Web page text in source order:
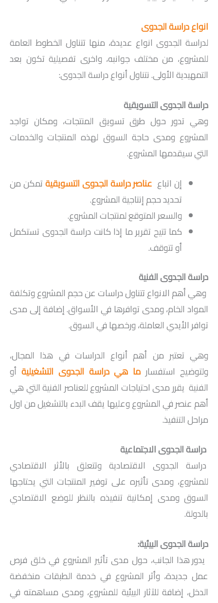
انواع دراسة الجدوى
لدراسة الجدوى انواع عديدة، منها تتناول الخطوط العامة
للمشروع، من مختلف جوانبه، واخرى تفصيلية تكون بعد
التمهيدية الأولى. نتناول أنواع دراسة الجدوى:
دراسة الجدوى التسويقية
وهي تدور حول طرق تسويق المنتجات، ومكان تواجد
المشروع ومدى حاجة السوق لهذه المنتجات والخدمات
التي سيقدمها المشروع.
إن اتباععناصر دراسة الجدوى التسويقيةتمكن من
تحديد حجم إنتاجية المشروع.
والسعر المتوقع لمنتجات المشروع.
كما تتيح تقرير ما إذا كانت دراسة الجدوى تستكمل
أو تتوقف.
دراسة الجدوى الفنية
وهي أهم الانواع تتناول دراسات عن حجم المشروع وتكلفة
المواد الخام، ومدى توافرها في الأسواق. إضافة إلى مدى
توافر الأيدي العاملة، ورخصها في السوق.
وهي تعتبر من أهم أنواع الدراسات في هذا المجال،
ولتوضيح استفسار ما هي دراسة الجدوى التشغيلية أو
الفنية يقرر مدى احتياجات المشروع للعناصر الفنية التي هي
أهم عنصر في المشروع وعليها يقف البدء بالتشغيل من اول
مراحل التنفيذ.
دراسة الجدوى الاجتماعية
دراسة الجدوى الاقتصادية وتتعلق بالأثر الاقتصادي
للمشروع، ومدى تأثيره على توفير المنتجات التي يحتاجها
السوق ومدى إمكانية تنفيذه بالنظر للوضع الاقتصادي
بالدولة.
دراسة الجدوى البيئية:
يدور هذا الجانب، حول مدى تأثير المشروع في خلق فرص
عمل جديدة، وأثر المشروع في خدمة الطبقات منخفضة
الدخل، إضافة للآثار البيئية للمشروع، ومدى مساهمته في